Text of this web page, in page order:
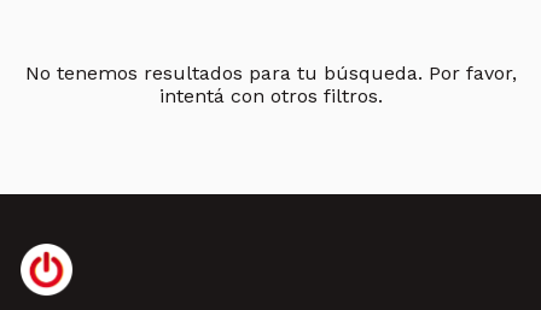
No tenemos resultados para tu búsqueda. Por favor,
intentá con otros filtros.